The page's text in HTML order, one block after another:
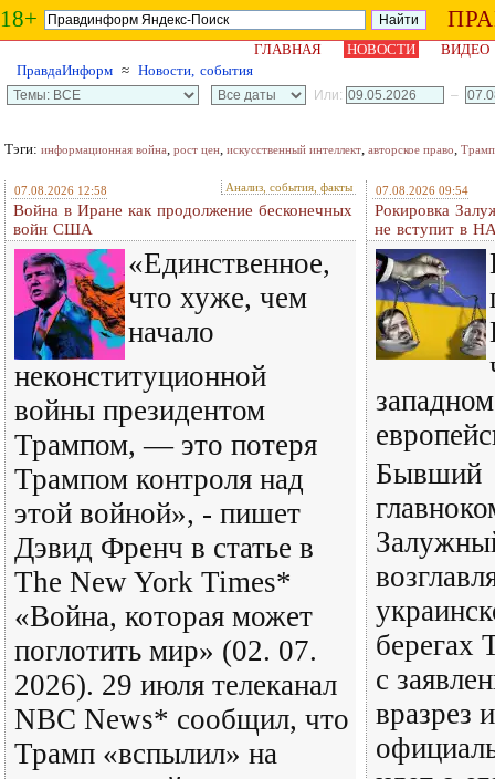
18+
ГЛАВНАЯ НОВОСТИ
ВИДЕО
ПравдаИнформ ≈ Новости, события
Или: –
Тэги: информационная война, рост цен, искусственный интеллект, авторское право, Трамп
07.08.2026 12:58 Анализ, события, факты
Война в Иране как продолжение бесконечных
войн США
«Единственное,
что хуже, чем
начало
неконституционной
войны президентом
Трампом, — это потеря
Трампом контроля над
этой войной», - пишет
Дэвид Френч в статье в
The New York Times*
«Война, которая может
поглотить мир» (02. 07.
2026). 29 июля телеканал
NBC News* сообщил, что
Трамп «вспылил» на
07.08.2026 09:54
Рокировка
не вступит в
Бывший
берегах
с
вразрез